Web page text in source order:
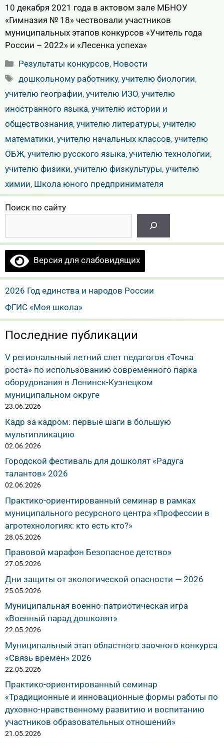
10 декабря 2021 года в актовом зале МБНОУ
«Гимназия № 18» чествовали участников
муниципальных этапов конкурсов «Учитель года
России – 2022» и «Лесенка успеха»
Рубрики
Результаты конкурсов, Новости
Метки
дошкольному работнику,учителю биологии,
учителю географии, учителю ИЗО, учителю
иностранного языка, учителю истории и
обществознания, учителю литературы, учителю
математики, учителю начальных классов, учителю
ОБЖ, учителю русского языка, учителю технологии,
учителю физики, учителю физкультуры, учителю
химии, Школа юного предпринимателя
Поиск по сайту
Версия для слабовидящих
2026 Год единства и народов России
ФГИС «Моя школа»
Последние публикации
V региональный летний слет педагогов «Точка
роста» по использованию современного парка
оборудования в Ленинск-Кузнецком
муниципальном округе
23.06.2026
Кадр за кадром: первые шаги в большую
мультипликацию
02.06.2026
Городской фестиваль для дошколят «Радуга
талантов» 2026
02.06.2026
Практико-ориентированный семинар в рамках
муниципального ресурсного центра «Профессии в
агротехнологиях: кто есть кто?»
28.05.2026
Правовой марафон Безопасное детство»
27.05.2026
Дни защиты от экологической опасности — 2026
25.05.2026
Муниципальная военно-патриотическая игра
«Военный парад дошколят»
22.05.2026
Муниципальный этап областного заочного конкурса
«Связь времен» 2026
22.05.2026
Практико-ориентированный семинар
«Традиционные и инновационные формы работы по
духовно-нравственному развитию и воспитанию
участников образовательных отношений»
21.05.2026